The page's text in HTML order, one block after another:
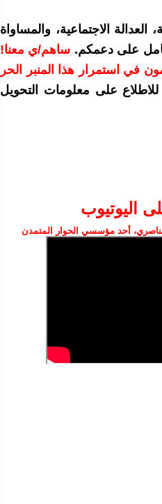
الاجتماعية، والمساواة
على دعمكم. ساهم/ي معنا!
في استمرار هذا المنبر الحر
للاطلاع على معلومات التحويل
اليوتيوب
أحد مؤسسي الحوار المتمدن